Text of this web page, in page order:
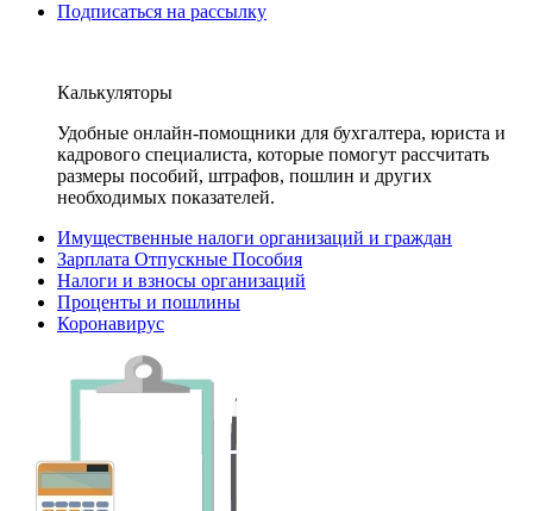
Подписаться на рассылку
Калькуляторы
Удобные онлайн-помощники для бухгалтера, юриста и
кадрового специалиста, которые помогут рассчитать
размеры пособий, штрафов, пошлин и других
необходимых показателей.
Имущественные налоги организаций и граждан
Зарплата Отпускные Пособия
Налоги и взносы организаций
Проценты и пошлины
Коронавирус